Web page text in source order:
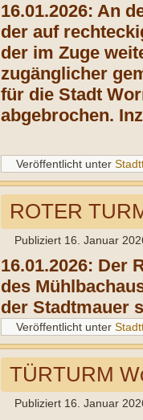
16.01.2026: An
der auf
der im Zuge
zugänglicher
für die Stadt
abgebrochen.
Veröffentlicht unter
ROTER
Publiziert 16. Januar
16.01.2026: Der
des
der Stadtmauer
Veröffentlicht unter
TÜRTURM
Publiziert 16. Januar